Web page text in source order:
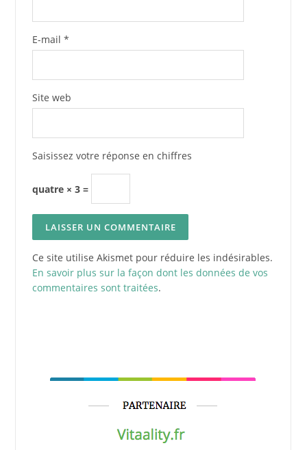
E-mail *
Site web
Saisissez votre réponse en chiffres
quatre × 3 =
Ce site utilise Akismet pour réduire les indésirables.
En savoir plus sur la façon dont les données de vos
commentaires sont traitées.